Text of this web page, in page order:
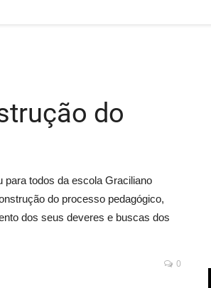
do
para todos da escola Graciliano
do processo pedagógico,
dos seus deveres e buscas dos
0